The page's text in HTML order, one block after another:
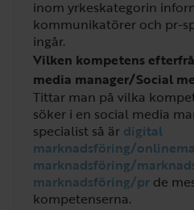
inom yrkeskategorin
kommunikatörer och pr-
ingår.
Vilken kompetens
media manager/Social
Tittar man på vilka
söker i en social media
specialist så är digital
marknadsföring/
marknadsföring/
marknadsföring/pr de
kompetenserna.